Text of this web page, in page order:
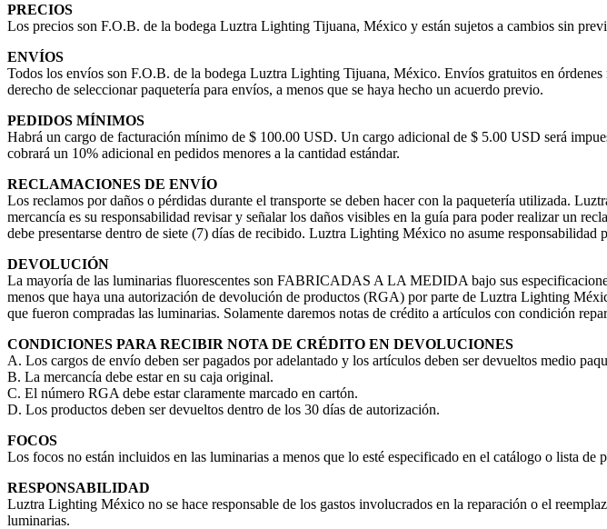
PRECIOS
Los precios son F.O.B. de la bodega Luztra Lighting Tijuana, México y están sujetos a cambios sin
ENVÍOS
Todos los envíos son F.O.B. de la bodega Luztra Lighting Tijuana, México. Envíos gratuitos en
derecho de seleccionar paquetería para envíos, a menos que se haya hecho un acuerdo previo.
PEDIDOS MÍNIMOS
Habrá un cargo de facturación mínimo de $ 100.00 USD. Un cargo adicional de $ 5.00 USD será
cobrará un 10% adicional en pedidos menores a la cantidad estándar.
RECLAMACIONES DE ENVÍO
Los reclamos por daños o pérdidas durante el transporte se deben hacer con la paquetería utilizada.
mercancía es su responsabilidad revisar y señalar los daños visibles en la guía para poder realizar un
debe presentarse dentro de siete (7) días de recibido. Luztra Lighting México no asume responsabilidad
DEVOLUCIÓN
La mayoría de las luminarias fluorescentes son FABRICADAS A LA MEDIDA bajo sus
menos que haya una autorización de devolución de productos (RGA) por parte de Luztra Lighting
que fueron compradas las luminarias. Solamente daremos notas de crédito a artículos con condición
CONDICIONES PARA RECIBIR NOTA DE CRÉDITO EN DEVOLUCIONES
A. Los cargos de envío deben ser pagados por adelantado y los artículos deben ser devueltos medio
B. La mercancía debe estar en su caja original.
C. El número RGA debe estar claramente marcado en cartón.
D. Los productos deben ser devueltos dentro de los 30 días de autorización.
FOCOS
Los focos no están incluidos en las luminarias a menos que lo esté especificado en el catálogo o lista de
RESPONSABILIDAD
Luztra Lighting México no se hace responsable de los gastos involucrados en la reparación o el
luminarias.